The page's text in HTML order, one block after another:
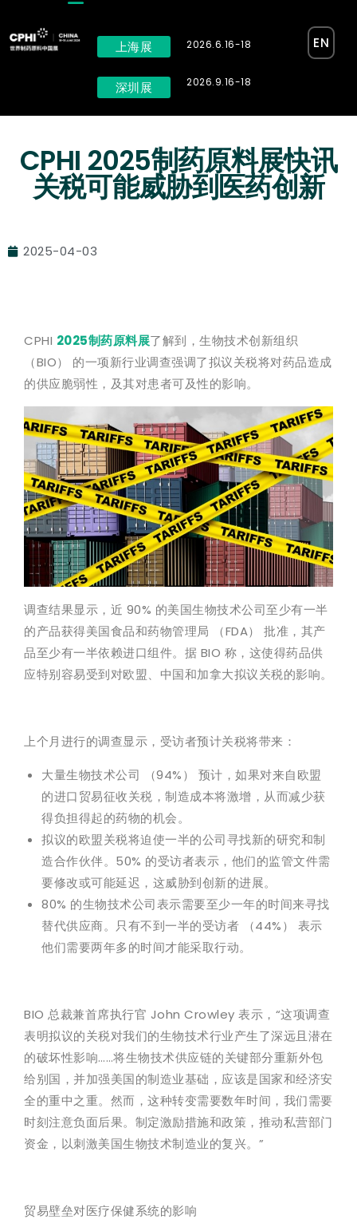
上海展
深圳展
2026.6.16-18
2026.9.16-18
EN
CPHI 2025制药原料展快讯
关税可能威胁到医药创新
2025-04-03
CPHI 2025制药原料展了解到，生物技术创新组织
（BIO） 的一项新行业调查强调了拟议关税将对药品造成
的供应脆弱性，及其对患者可及性的影响。
调查结果显示，近 90% 的美国生物技术公司至少有一半
的产品获得美国食品和药物管理局 （FDA） 批准，其产
品至少有一半依赖进口组件。据 BIO 称，这使得药品供
应特别容易受到对欧盟、中国和加拿大拟议关税的影响。
上个月进行的调查显示，受访者预计关税将带来：
大量生物技术公司 （94%） 预计，如果对来自欧盟
的进口贸易征收关税，制造成本将激增，从而减少获
得负担得起的药物的机会。
拟议的欧盟关税将迫使一半的公司寻找新的研究和制
造合作伙伴。50% 的受访者表示，他们的监管文件需
要修改或可能延迟，这威胁到创新的进展。
80% 的生物技术公司表示需要至少一年的时间来寻找
替代供应商。只有不到一半的受访者 （44%） 表示
他们需要两年多的时间才能采取行动。
BIO 总裁兼首席执行官 John Crowley 表示，“这项调查
表明拟议的关税对我们的生物技术行业产生了深远且潜在
的破坏性影响……将生物技术供应链的关键部分重新外包
给别国，并加强美国的制造业基础，应该是国家和经济安
全的重中之重。然而，这种转变需要数年时间，我们需要
时刻注意负面后果。制定激励措施和政策，推动私营部门
资金，以刺激美国生物技术制造业的复兴。”
贸易壁垒对医疗保健系统的影响